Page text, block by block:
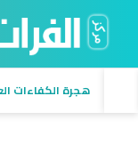
هجرة الكفاءات